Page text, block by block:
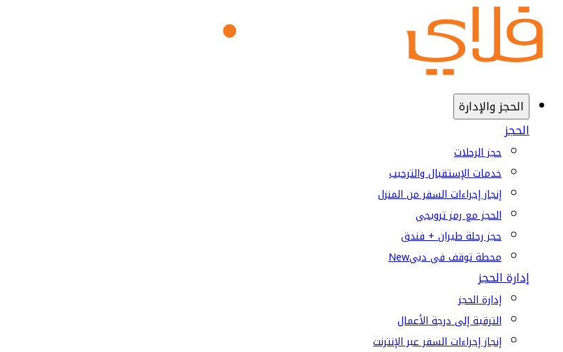
الحجز والإدارة
الحجز
حجز الرحلات
خدمات الإستقبال والترحيب
إنجاز إجراءات السفر من المنزل
الحجز مع رمز ترويجي
حجز رحلة طيران + فندق
محطة توقف في دبيNew
إدارة الحجز
إدارة الحجز
الترقية إلى درجة الأعمال
إنجاز إجراءات السفر عبر الإنترنت